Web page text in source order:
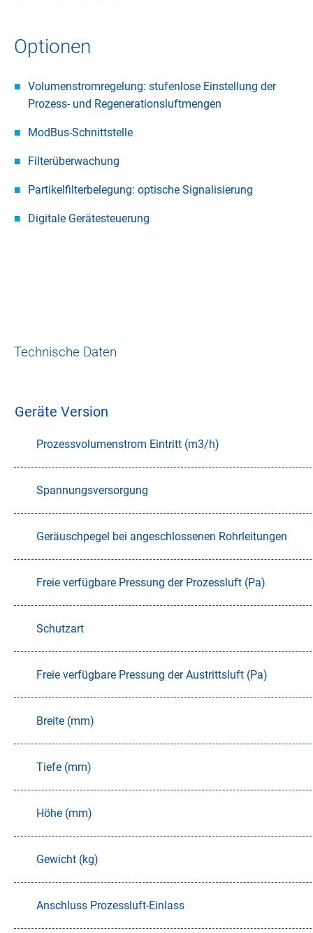
Optionen
Volumenstromregelung: stufenlose Einstellung der
Prozess- und Regenerationsluftmengen
ModBus-Schnittstelle
Filterüberwachung
Partikelfilterbelegung: optische Signalisierung
Digitale Gerätesteuerung
Technische Daten
Geräte Version
Prozessvolumenstrom Eintritt (m3/h)
Spannungsversorgung
Geräuschpegel bei angeschlossenen Rohrleitungen
Freie verfügbare Pressung der Prozessluft (Pa)
Schutzart
Freie verfügbare Pressung der Austrittsluft (Pa)
Breite (mm)
Tiefe (mm)
Höhe (mm)
Gewicht (kg)
Anschluss Prozessluft-Einlass